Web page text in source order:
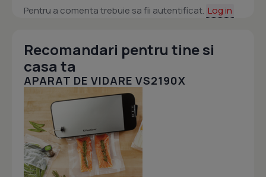
Pentru a comenta trebuie sa fii autentificat. Log in
Recomandari pentru tine si
casa ta
APARAT DE VIDARE VS2190X